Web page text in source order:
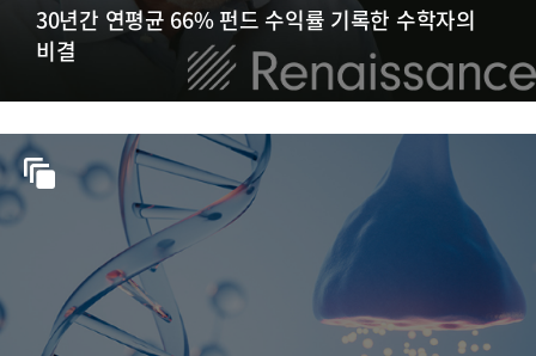
30년간 연평균 66% 펀드 수익률 기록한 수학자의
비결